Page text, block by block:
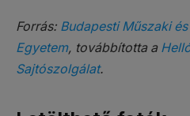
Forrás: Budapesti Műszaki
Egyetem, továbbította a
Sajtószolgálat.